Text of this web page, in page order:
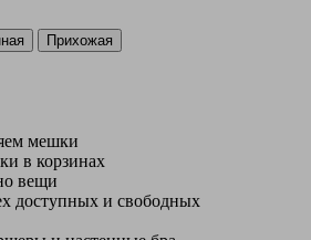
мешки
в корзинах
вещи
доступных и свободных